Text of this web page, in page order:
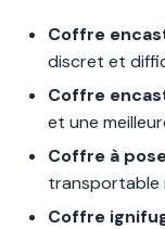
Coffre
discret et
Coffre
et une
Coffre à
transportable
Coffre